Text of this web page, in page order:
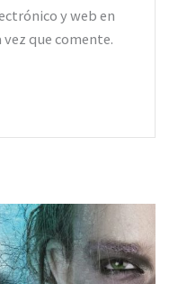
y web en
que comente.